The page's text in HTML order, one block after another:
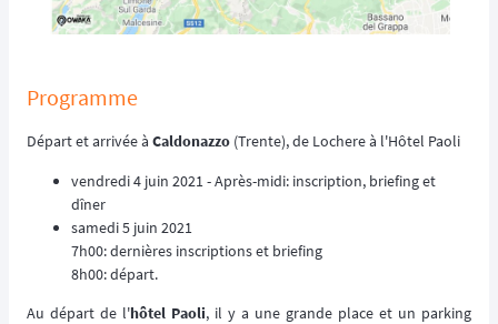
Programme
Départ et arrivée à Caldonazzo (Trente), de Lochere à l'Hôtel Paoli
vendredi 4 juin 2021 - Après-midi: inscription, briefing et
dîner
samedi 5 juin 2021
7h00: dernières inscriptions et briefing
8h00: départ.
Au départ de l'hôtel Paoli, il y a une grande place et un parking